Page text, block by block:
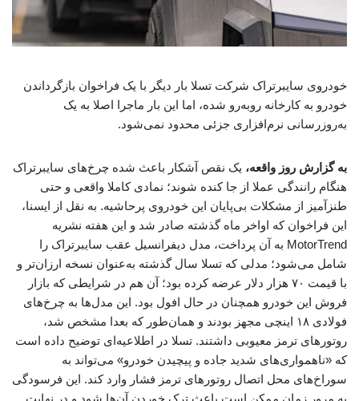
خودروی سایبرتراک شرکت تسلا بار دیگر با یک فراخوان بازگرداندن
خودرو به کارخانه روبه‌رو شده، اما این بار ماجرا اصلا به یک
به‌روزرسانی نرم‌افزاری جزئی محدود نمی‌شود.
به گزارش روز واقعه، یک نقص آشکار باعث شده چرخ‌های سایبرتراک
هنگام رانندگی عملا از جا کنده شوند؛ نمادی کاملا واقعی و حتی
طنزآمیز از مشکلات بی‌پایان این خودروی پرحاشیه. به نقل از ایسنا،
این فراخوان که اواخر ماه گذشته صادر شد و این هفته نشریه
MotorTrend به آن پرداخت، مدل دیفرانسیل عقب سایبرتراک را
شامل می‌شود؛ مدلی که تسلا سال گذشته به‌عنوان نسخه ارزان‌تر و
با قیمت ۷۰ هزار دلار عرضه کرده بود؛ آن هم در شرایطی که بازار
فروش این خودرو همچنان در حال افول بود. این مدل‌ها به چرخ‌های
فولادی ۱۸ اینچی مجهز بودند و همان‌طور که بعدا مشخص شد،
روتورهای ترمز معیوبی داشتند. تسلا در اطلاعیه‌ای توضیح داده است
که «ناهمواری‌های شدید جاده و پیچیدن خودرو» می‌تواند به
سوراخ‌های محل اتصال روتورهای ترمز فشار وارد کند. این فرسودگی
به مرور زمان ممکن است باعث ترک خوردن آن‌ها شود و در نهایت